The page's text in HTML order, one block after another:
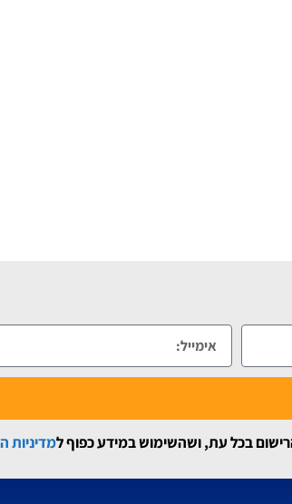
בכל עת, ושהשימוש במידע כפוף למדיניות